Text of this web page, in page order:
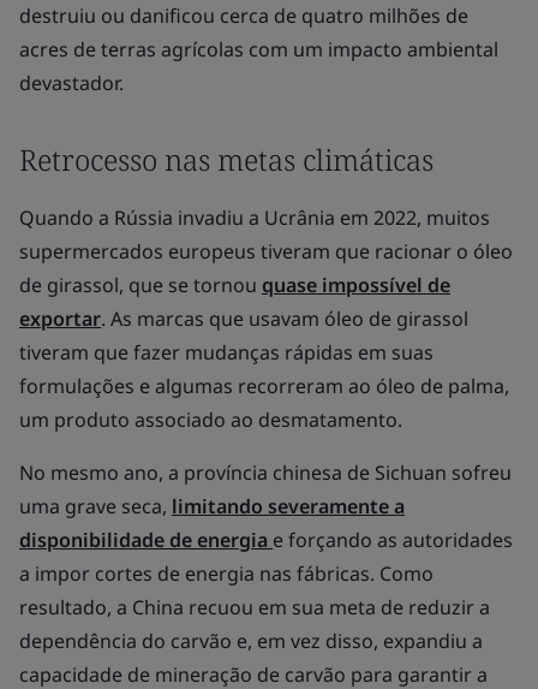
destruiu ou danificou cerca de quatro milhões de
acres de terras agrícolas com um impacto ambiental
devastador.
Retrocesso nas metas climáticas
Quando a Rússia invadiu a Ucrânia em 2022, muitos
supermercados europeus tiveram que racionar o óleo
de girassol, que se tornou quase impossível de
exportar. As marcas que usavam óleo de girassol
tiveram que fazer mudanças rápidas em suas
formulações e algumas recorreram ao óleo de palma,
um produto associado ao desmatamento.
No mesmo ano, a província chinesa de Sichuan sofreu
uma grave seca, limitando severamente a
disponibilidade de energia e forçando as autoridades
a impor cortes de energia nas fábricas. Como
resultado, a China recuou em sua meta de reduzir a
dependência do carvão e, em vez disso, expandiu a
capacidade de mineração de carvão para garantir a